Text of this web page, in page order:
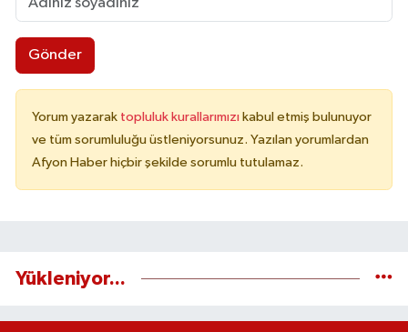
Gönder
Yorum yazarak topluluk kurallarımızı kabul etmiş bulunuyor
ve tüm sorumluluğu üstleniyorsunuz. Yazılan yorumlardan
Afyon Haber hiçbir şekilde sorumlu tutulamaz.
Yükleniyor...